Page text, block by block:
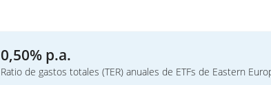
0,50% p.a.
Ratio de gastos totales (TER) anuales de ETFs de Eastern